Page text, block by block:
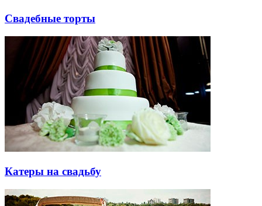
Свадебные торты
Катеры на свадьбу